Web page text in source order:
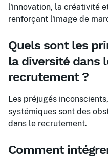
l'innovation, la créativité
renforçant l'image de
Quels sont les
la diversité dans
recrutement ?
Les préjugés
systémiques sont des
dans le recrutement.
Comment